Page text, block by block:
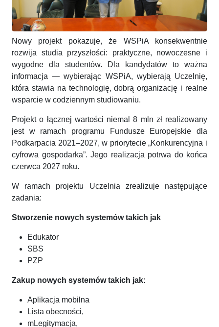
Nowy projekt pokazuje, że WSPiA konsekwentnie
rozwija studia przyszłości: praktyczne, nowoczesne i
wygodne dla studentów. Dla kandydatów to ważna
informacja — wybierając WSPiA, wybierają Uczelnię,
która stawia na technologię, dobrą organizację i realne
wsparcie w codziennym studiowaniu.
Projekt o łącznej wartości niemal 8 mln zł realizowany
jest w ramach programu Fundusze Europejskie dla
Podkarpacia 2021–2027, w priorytecie „Konkurencyjna i
cyfrowa gospodarka”. Jego realizacja potrwa do końca
czerwca 2027 roku.
W ramach projektu Uczelnia zrealizuje następujące
zadania:
Stworzenie nowych systemów takich jak
Edukator
SBS
PZP
Zakup nowych systemów takich jak:
Aplikacja mobilna
Lista obecności,
mLegitymacja,